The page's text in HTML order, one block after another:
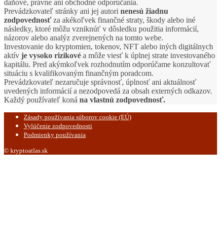
daňové, právne ani obchodné odporúčania.
Prevádzkovateľ stránky ani jej autori nenesú žiadnu
zodpovednosťza akékoľvek finančné straty, škody alebo iné
následky, ktoré môžu vzniknúť v dôsledku použitia informácií,
názorov alebo analýz zverejnených na tomto webe.
Investovanie do kryptomien, tokenov, NFT alebo iných digitálnych
aktív je vysoko rizikové a môže viesť k úplnej strate investovaného
kapitálu. Pred akýmkoľvek rozhodnutím odporúčame konzultovať
situáciu s kvalifikovaným finančným poradcom.
Prevádzkovateľ nezaručuje správnosť, úplnosť ani aktuálnosť
uvedených informácií a nezodpovedá za obsah externých odkazov.
Každý používateľ koná na vlastnú zodpovednosť.
Zásady používania súborov cookie (EÚ)
Vylúčenie zodpovednosti
Podmienky používania
© kryptoatlas.sk